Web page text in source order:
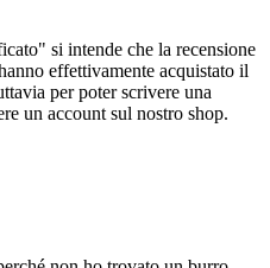
si intende che la recensione
effettivamente acquistato il
per poter scrivere una
un account sul nostro shop.